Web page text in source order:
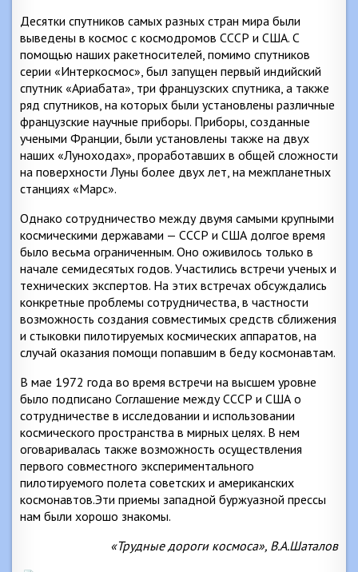
Десятки спутников самых разных стран мира были
выведены в космос с космодромов СССР и США. С
помощью наших ракетносителей, помимо спутников
серии «Интеркосмос», был запущен первый индийский
спутник «Ариабата», три французских спутника, а также
ряд спутников, на которых были установлены различные
французские научные приборы. Приборы, созданные
учеными Франции, были установлены также на двух
наших «Луноходах», проработавших в общей сложности
на поверхности Луны более двух лет, на межпланетных
станциях «Марс».
Однако сотрудничество между двумя самыми крупными
космическими державами — СССР и США долгое время
было весьма ограниченным. Оно оживилось только в
начале семидесятых годов. Участились встречи ученых и
технических экспертов. На этих встречах обсуждались
конкретные проблемы сотрудничества, в частности
возможность создания совместимых средств сближения
и стыковки пилотируемых космических аппаратов, на
случай оказания помощи попавшим в беду космонавтам.
В мае 1972 года во время встречи на высшем уровне
было подписано Соглашение между СССР и США о
сотрудничестве в исследовании и использовании
космического пространства в мирных целях. В нем
оговаривалась также возможность осуществления
первого совместного экспериментального
пилотируемого полета советских и американских
космонавтов.Эти приемы западной буржуазной прессы
нам были хорошо знакомы.
«Трудные дороги космоса», В.А.Шаталов